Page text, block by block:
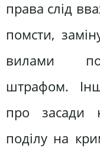
права слід
помсти,
вилами
штрафом.
про засади
поділу на